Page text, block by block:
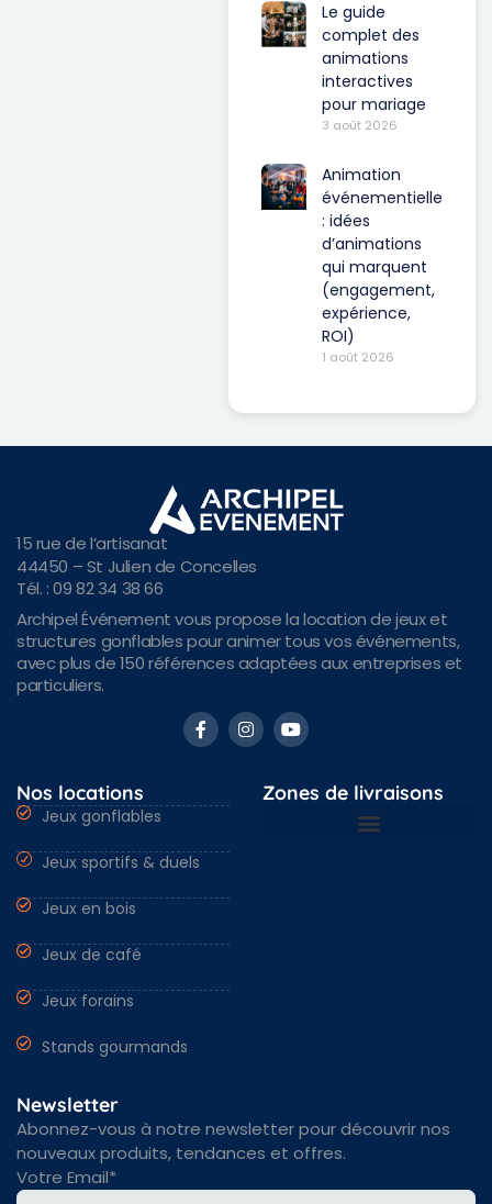
Le guide
complet des
animations
interactives
pour mariage
3 août 2026
Animation
événementielle
: idées
d’animations
qui marquent
(engagement,
expérience,
ROI)
1 août 2026
15 rue de l’artisanat
44450 – St Julien de Concelles
Tél. : 09 82 34 38 66
Archipel Événement vous propose la location de jeux et
structures gonflables pour animer tous vos événements,
avec plus de 150 références adaptées aux entreprises et
particuliers.
Nos locations
Jeux gonflables
Jeux sportifs & duels
Jeux en bois
Jeux de café
Jeux forains
Stands gourmands
Zones de livraisons
Newsletter
Abonnez-vous à notre newsletter pour découvrir nos
nouveaux produits, tendances et offres.
Votre Email*